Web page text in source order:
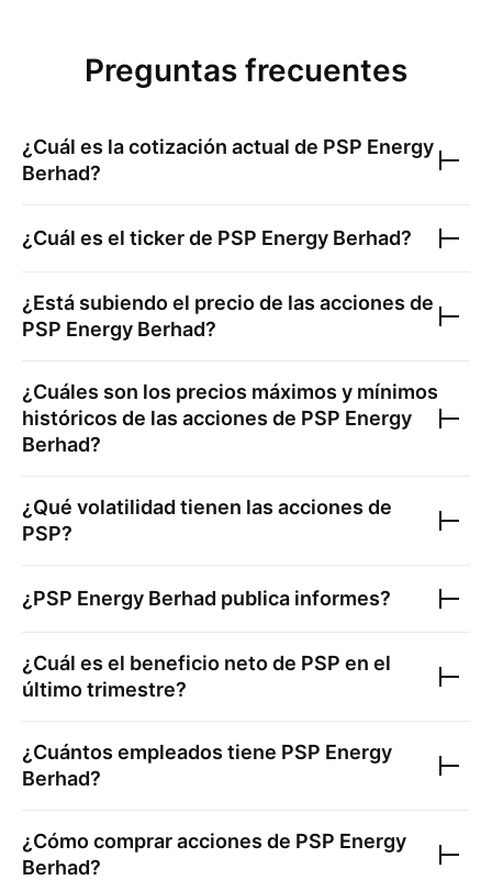
Preguntas frecuentes
¿Cuál es la cotización actual de PSP Energy
Berhad?
¿Cuál es el ticker de PSP Energy Berhad?
¿Está subiendo el precio de las acciones de
PSP Energy Berhad?
¿Cuáles son los precios máximos y mínimos
históricos de las acciones de PSP Energy
Berhad?
¿Qué volatilidad tienen las acciones de
PSP?
¿PSP Energy Berhad publica informes?
¿Cuál es el beneficio neto de PSP en el
último trimestre?
¿Cuántos empleados tiene PSP Energy
Berhad?
¿Cómo comprar acciones de PSP Energy
Berhad?